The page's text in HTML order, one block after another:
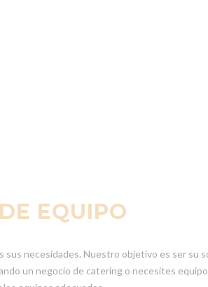
EQUIPO
necesidades. Nuestro objetivo es ser su
un negocio de catering o necesites